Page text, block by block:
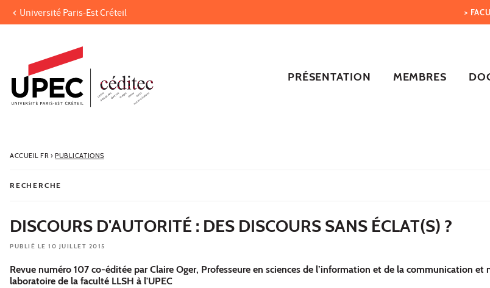
Aller au contenu
Recherche
Université Paris-Est Créteil >
PRÉSENTATION MEMBRES
ACCUEIL FR› PUBLICATIONS
RECHERCHE
DISCOURS D'AUTORITÉ : DES DISCOURS SANS ÉCLAT(S) ?
PUBLIÉ LE 10 JUILLET 2015
Revue numéro 107 co-éditée par Claire Oger, Professeure en sciences de l’information et de la communication et
laboratoire de la faculté LLSH à l'UPEC